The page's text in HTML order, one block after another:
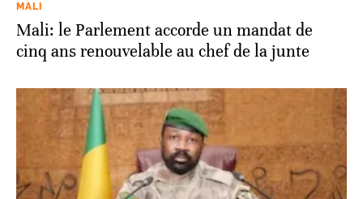
MALI
Mali: le Parlement accorde un mandat de
cinq ans renouvelable au chef de la junte